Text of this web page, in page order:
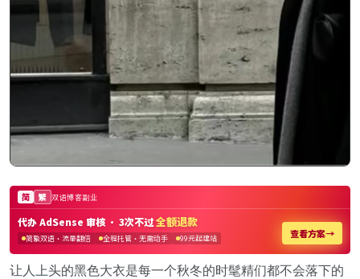
让人上头的黑色大衣是每一个秋冬的时髦精们都不会落下的